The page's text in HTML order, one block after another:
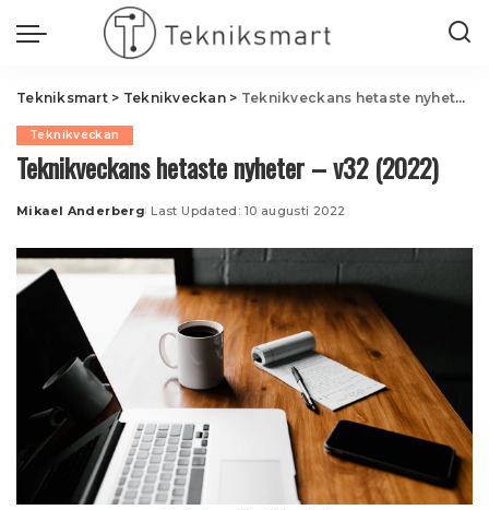
Tekniksmart> Teknikveckan > Teknikveckans hetaste nyheter – v32 (2022)
Teknikveckan
Teknikveckans hetaste nyheter – v32 (2022)
Posted
Mikael Anderberg Last Updated: 10 augusti 2022